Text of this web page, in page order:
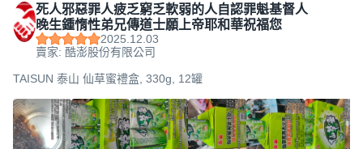
死人邪惡罪人疲乏窮乏軟弱的人自認罪魁基督人
晚生鍾惰性弟兄傳道士願上帝耶和華祝福您
2025.12.03
賣家: 酷澎股份有限公司
TAISUN 泰山 仙草蜜禮盒, 330g, 12罐